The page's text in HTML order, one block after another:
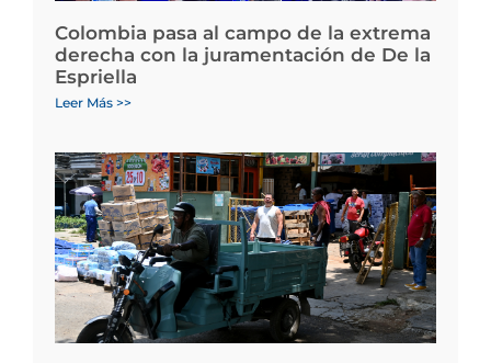
Colombia pasa al campo de la extrema
derecha con la juramentación de De la
Espriella
Leer Más >>